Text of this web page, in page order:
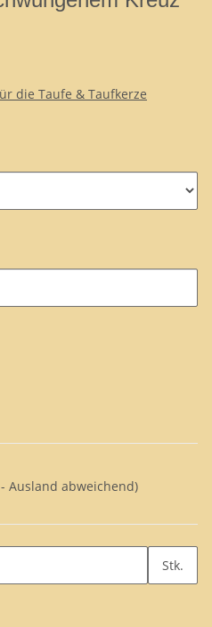
die Taufe & Taufkerze
- Ausland abweichend)
Stk.